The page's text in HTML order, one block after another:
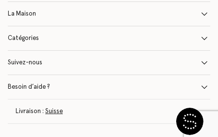
La Maison
Catégories
Suivez-nous
Besoin d’aide ?
Livraison : Suisse